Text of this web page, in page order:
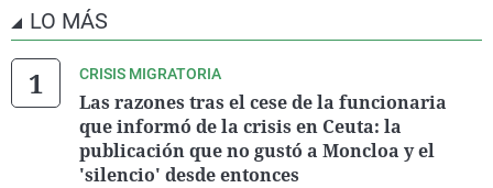
LO MÁS
CRISIS MIGRATORIA
Las razones tras el cese de la funcionaria
que informó de la crisis en Ceuta: la
publicación que no gustó a Moncloa y el
'silencio' desde entonces